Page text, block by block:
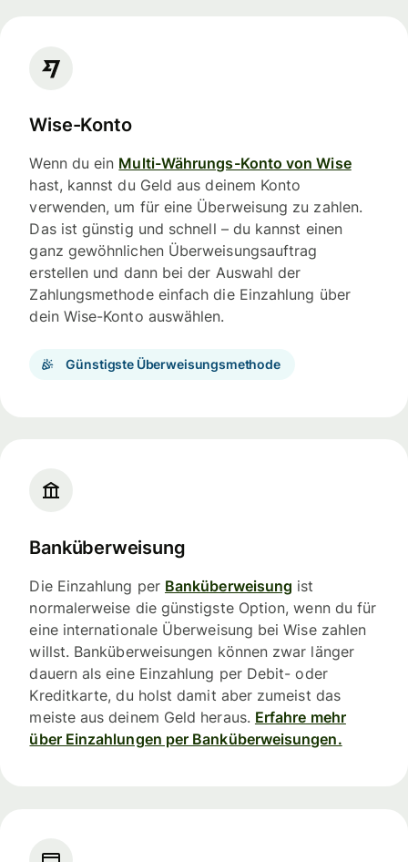
Wise-Konto
Wenn du ein Multi-Währungs-Konto von Wise
hast, kannst du Geld aus deinem Konto
verwenden, um für eine Überweisung zu zahlen.
Das ist günstig und schnell – du kannst einen
ganz gewöhnlichen Überweisungsauftrag
erstellen und dann bei der Auswahl der
Zahlungsmethode einfach die Einzahlung über
dein Wise-Konto auswählen.
Günstigste Überweisungsmethode
Banküberweisung
Die Einzahlung per Banküberweisung ist
normalerweise die günstigste Option, wenn du für
eine internationale Überweisung bei Wise zahlen
willst. Banküberweisungen können zwar länger
dauern als eine Einzahlung per Debit- oder
Kreditkarte, du holst damit aber zumeist das
meiste aus deinem Geld heraus. Erfahre mehr
über Einzahlungen per Banküberweisungen.